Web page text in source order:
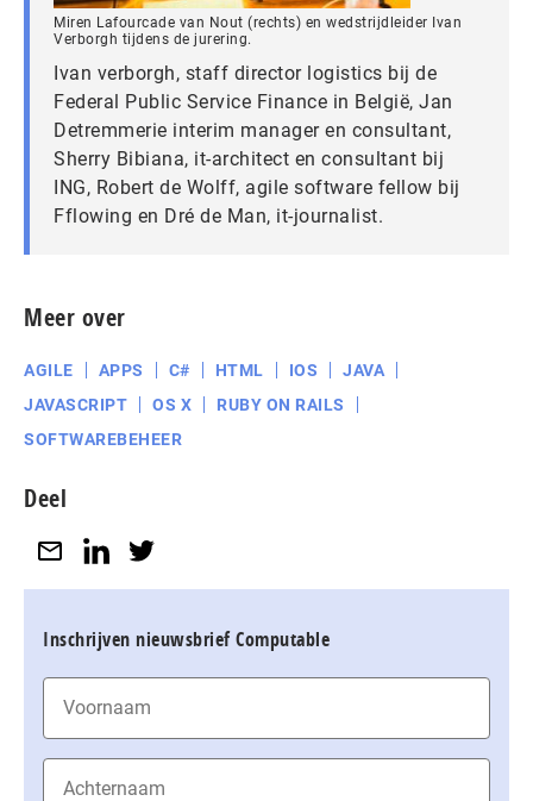
Miren Lafourcade van Nout (rechts) en wedstrijdleider Ivan
Verborgh tijdens de jurering.
Ivan verborgh, staff director logistics bij de
Federal Public Service Finance in België, Jan
Detremmerie interim manager en consultant,
Sherry Bibiana, it-architect en consultant bij
ING, Robert de Wolff, agile software fellow bij
Fflowing en Dré de Man, it-journalist.
Meer over
AGILE APPS C# HTML IOS
JAVA
JAVASCRIPT
OS X
RUBY ON RAILS
SOFTWAREBEHEER
Deel
Inschrijven nieuwsbrief Computable